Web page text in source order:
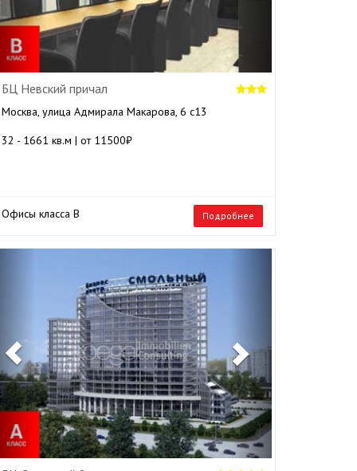
БЦ Невский причал
Москва, улица Адмирала Макарова, 6 с13
32 - 1661 кв.м | от 11500₽
Офисы класса B Подробнее